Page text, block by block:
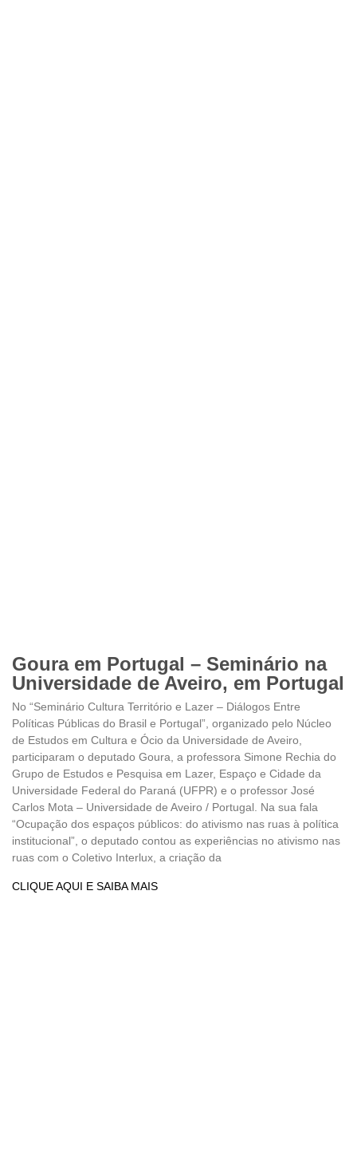
Goura em Portugal – Seminário na
Universidade de Aveiro, em Portugal
No “Seminário Cultura Território e Lazer – Diálogos Entre
Políticas Públicas do Brasil e Portugal”, organizado pelo Núcleo
de Estudos em Cultura e Ócio da Universidade de Aveiro,
participaram o deputado Goura, a professora Simone Rechia do
Grupo de Estudos e Pesquisa em Lazer, Espaço e Cidade da
Universidade Federal do Paraná (UFPR) e o professor José
Carlos Mota – Universidade de Aveiro / Portugal. Na sua fala
“Ocupação dos espaços públicos: do ativismo nas ruas à política
institucional”, o deputado contou as experiências no ativismo nas
ruas com o Coletivo Interlux, a criação da
CLIQUE AQUI E SAIBA MAIS